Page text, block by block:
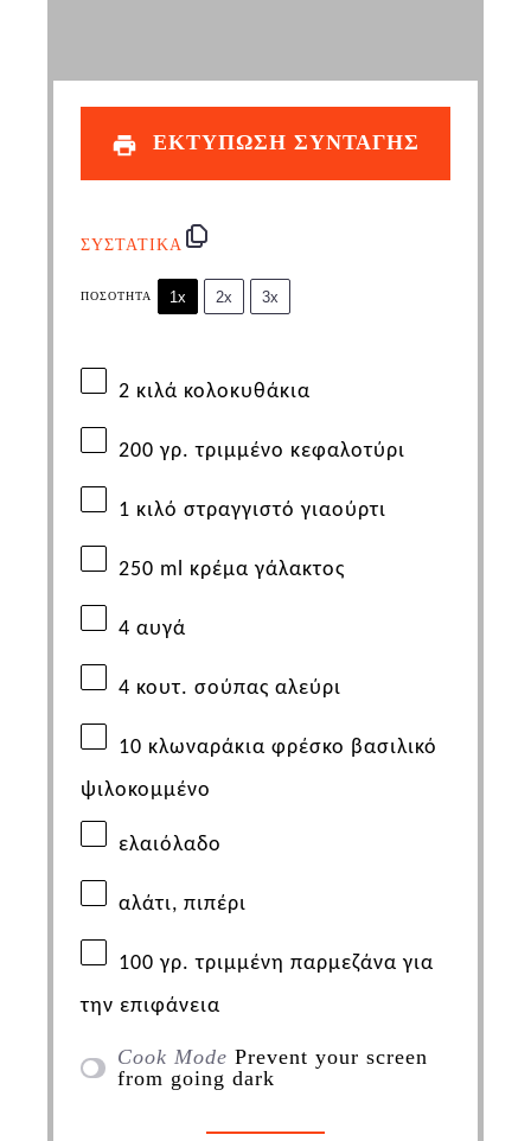
ΕΚΤΥΠΩΣΗ ΣΥΝΤΑΓΗΣ
ΣΥΣΤΑΤΙΚΑ
ΠΟΣΌΤΗΤΑ 1x 2x 3x
2 κιλά κολοκυθάκια
200 γρ. τριμμένο κεφαλοτύρι
1 κιλό στραγγιστό γιαούρτι
250 ml κρέμα γάλακτος
4 αυγά
4 κουτ. σούπας αλεύρι
10 κλωναράκια φρέσκο βασιλικό
ψιλοκομμένο
ελαιόλαδο
αλάτι, πιπέρι
100 γρ. τριμμένη παρμεζάνα για
την επιφάνεια
Cook Mode Prevent your screen
from going dark